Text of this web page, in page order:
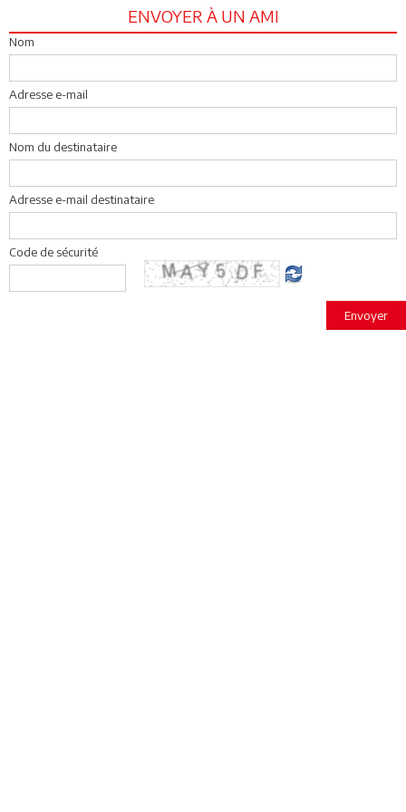
ENVOYER À UN AMI
Nom
Adresse e-mail
Nom du destinataire
Adresse e-mail destinataire
Code de sécurité
Envoyer